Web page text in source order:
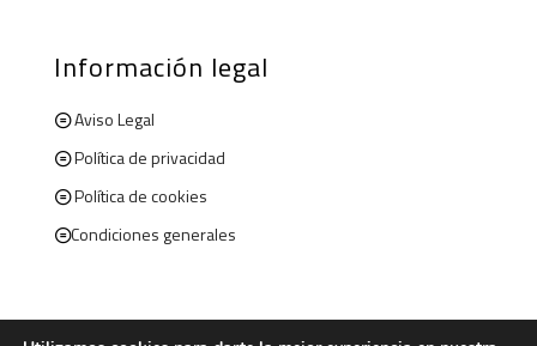
Información legal
Aviso Legal
Política de privacidad
Política de cookies
Condiciones generales